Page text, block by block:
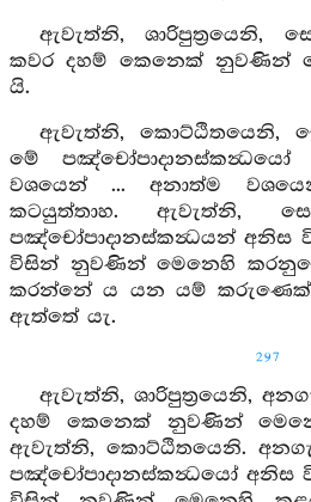
ඇවැත්නි, ශාරිපුත්‍රයෙනි,
කවර දහම් කෙනෙක් නුවණින්
යි.
ඇවැත්නි, කොට්ඨිතයෙනි,
මේ
වශයෙන් ... අනාත්ම
කටයුත්තාහ. ඇවැත්නි,
පඤ්චෝපාදානස්කන්‍ධයන් අනිස
විසින් නුවණින් මෙනෙහි
කරන්නේ ය යන යම්
ඇත්තේ යැ.
297
ඇවැත්නි, ශාරිපුත්‍රයෙනි,
දහම් කෙනෙක් නුවණින්
ඇවැත්නි, කොට්ඨිතයෙනි.
පඤ්චෝපාදානස්කන්‍ධයෝ අනිස